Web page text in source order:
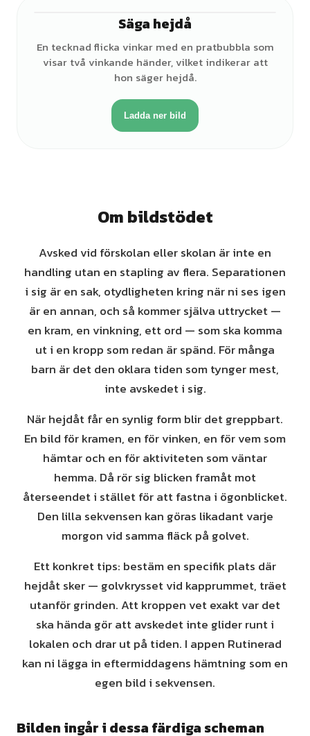
Säga hejdå
En tecknad flicka vinkar med en pratbubbla som
visar två vinkande händer, vilket indikerar att
hon säger hejdå.
Ladda ner bild
Om bildstödet
Avsked vid förskolan eller skolan är inte en
handling utan en stapling av flera. Separationen
i sig är en sak, otydligheten kring när ni ses igen
är en annan, och så kommer själva uttrycket —
en kram, en vinkning, ett ord — som ska komma
ut i en kropp som redan är spänd. För många
barn är det den oklara tiden som tynger mest,
inte avskedet i sig.
När hejdåt får en synlig form blir det greppbart.
En bild för kramen, en för vinken, en för vem som
hämtar och en för aktiviteten som väntar
hemma. Då rör sig blicken framåt mot
återseendet i stället för att fastna i ögonblicket.
Den lilla sekvensen kan göras likadant varje
morgon vid samma fläck på golvet.
Ett konkret tips: bestäm en specifik plats där
hejdåt sker — golvkrysset vid kapprummet, träet
utanför grinden. Att kroppen vet exakt var det
ska hända gör att avskedet inte glider runt i
lokalen och drar ut på tiden. I appen Rutinerad
kan ni lägga in eftermiddagens hämtning som en
egen bild i sekvensen.
Bilden ingår i dessa färdiga scheman